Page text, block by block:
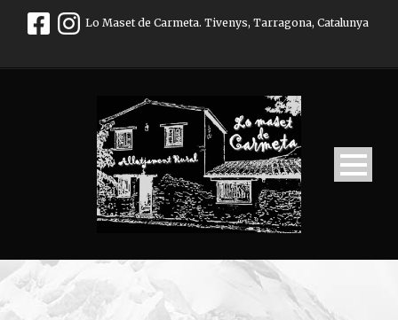
Lo Maset de Carmeta. Tivenys, Tarragona, Catalunya